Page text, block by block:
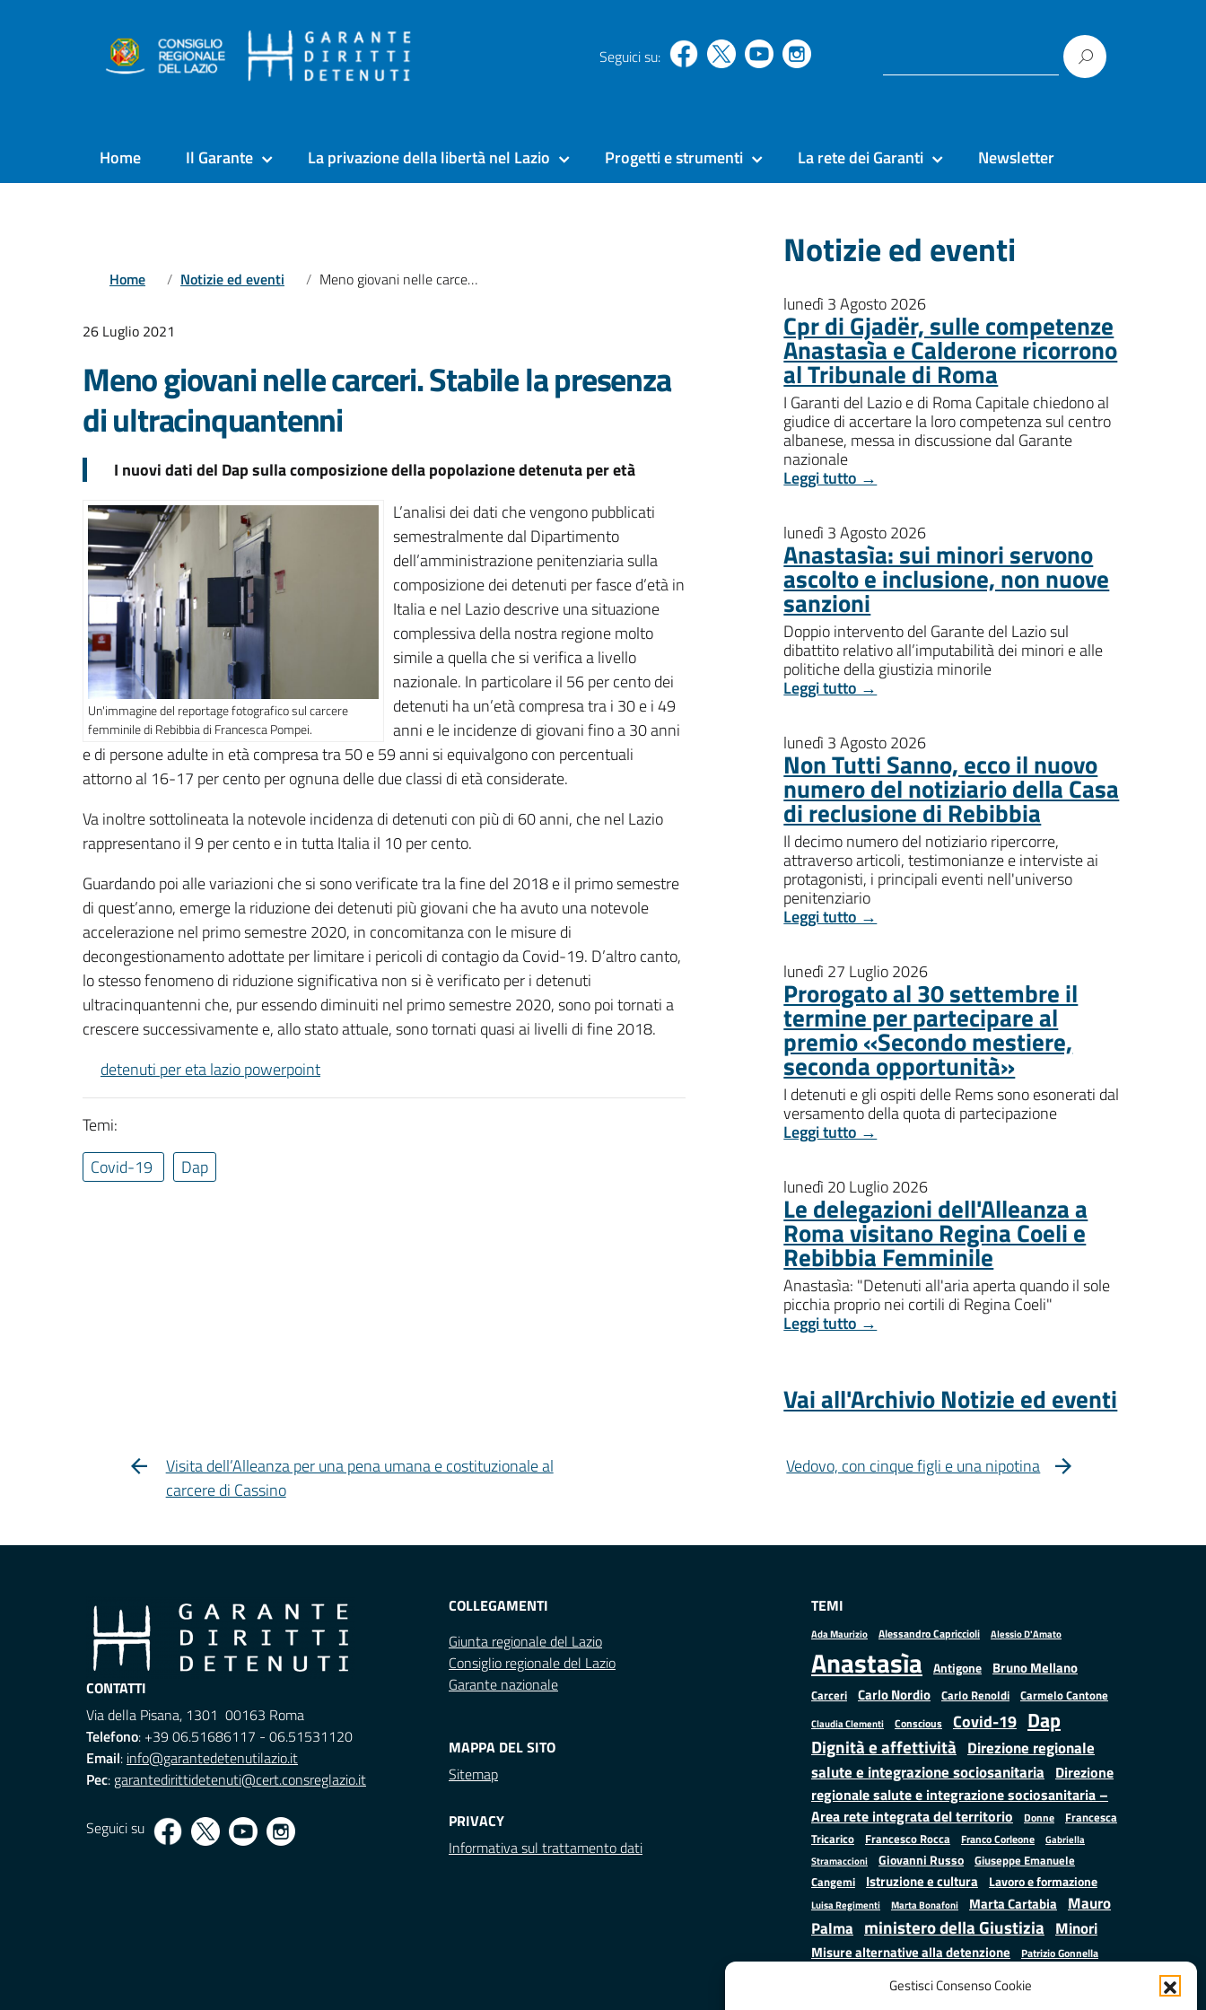
Gestisci Consenso Cookie
Seguici su:
Home Il Garante La privazione della libertà nel Lazio Progetti e strumenti La rete dei Garanti Newsletter
Home Notizie ed eventi Meno giovani nelle carceri. Stabile la presenza di ultracinquantenni
26 Luglio 2021
Meno giovani nelle carceri. Stabile la presenza
di ultracinquantenni
I nuovi dati del Dap sulla composizione della popolazione detenuta per età
Un'immagine del reportage fotografico sul carcere
femminile di Rebibbia di Francesca Pompei.
L’analisi dei dati che vengono pubblicati
semestralmente dal Dipartimento
dell’amministrazione penitenziaria sulla
composizione dei detenuti per fasce d’età in
Italia e nel Lazio descrive una situazione
complessiva della nostra regione molto
simile a quella che si verifica a livello
nazionale. In particolare il 56 per cento dei
detenuti ha un’età compresa tra i 30 e i 49
anni e le incidenze di giovani fino a 30 anni
e di persone adulte in età compresa tra 50 e 59 anni si equivalgono con percentuali
attorno al 16-17 per cento per ognuna delle due classi di età considerate.
Va inoltre sottolineata la notevole incidenza di detenuti con più di 60 anni, che nel Lazio
rappresentano il 9 per cento e in tutta Italia il 10 per cento.
Guardando poi alle variazioni che si sono verificate tra la fine del 2018 e il primo semestre
di quest’anno, emerge la riduzione dei detenuti più giovani che ha avuto una notevole
accelerazione nel primo semestre 2020, in concomitanza con le misure di
decongestionamento adottate per limitare i pericoli di contagio da Covid-19. D’altro canto,
lo stesso fenomeno di riduzione significativa non si è verificato per i detenuti
ultracinquantenni che, pur essendo diminuiti nel primo semestre 2020, sono poi tornati a
crescere successivamente e, allo stato attuale, sono tornati quasi ai livelli di fine 2018.
detenuti per eta lazio powerpoint
Temi:
Covid-19
Dap
Notizie ed eventi
lunedì 3 Agosto 2026
Cpr di Gjadër, sulle competenze
Anastasìa e Calderone ricorrono
al Tribunale di Roma
I Garanti del Lazio e di Roma Capitale chiedono al
giudice di accertare la loro competenza sul centro
albanese, messa in discussione dal Garante
nazionale
Leggi tutto →
lunedì 3 Agosto 2026
Anastasìa: sui minori servono
ascolto e inclusione, non nuove
sanzioni
Doppio intervento del Garante del Lazio sul
dibattito relativo all’imputabilità dei minori e alle
politiche della giustizia minorile
Leggi tutto →
lunedì 3 Agosto 2026
Non Tutti Sanno, ecco il nuovo
numero del notiziario della Casa
di reclusione di Rebibbia
Il decimo numero del notiziario ripercorre,
attraverso articoli, testimonianze e interviste ai
protagonisti, i principali eventi nell'universo
penitenziario
Leggi tutto →
lunedì 27 Luglio 2026
Prorogato al 30 settembre il
termine per partecipare al
premio «Secondo mestiere,
seconda opportunità»
I detenuti e gli ospiti delle Rems sono esonerati dal
versamento della quota di partecipazione
Leggi tutto →
lunedì 20 Luglio 2026
Le delegazioni dell'Alleanza a
Roma visitano Regina Coeli e
Rebibbia Femminile
Anastasìa: "Detenuti all'aria aperta quando il sole
picchia proprio nei cortili di Regina Coeli"
Leggi tutto →
Vai all'Archivio Notizie ed eventi
Visita dell’Alleanza per una pena umana e costituzionale al
carcere di Cassino
Vedovo, con cinque figli e una nipotina
CONTATTI
Via della Pisana, 1301 00163 Roma
Telefono: +39 06.51686117 - 06.51531120
Email: info@garantedetenutilazio.it
Pec: garantedirittidetenuti@cert.consreglazio.it
Seguici su
COLLEGAMENTI
Giunta regionale del Lazio
Consiglio regionale del Lazio
Garante nazionale
MAPPA DEL SITO
Sitemap
PRIVACY
Informativa sul trattamento dati
TEMI
Ada Maurizio Alessandro Capriccioli Alessio D'Amato
Anastasìa Antigone Bruno Mellano
Carceri Carlo Nordio Carlo Renoldi Carmelo Cantone
Claudia Clementi Conscious Covid-19 Dap
Dignità e affettività Direzione regionale
salute e integrazione sociosanitaria Direzione
regionale salute e integrazione sociosanitaria –
Area rete integrata del territorio
Donne
Francesca
Tricarico
Francesco Rocca Franco Corleone
Gabriella
Stramaccioni
Giovanni Russo Giuseppe Emanuele
Cangemi
Istruzione e cultura Lavoro e formazione
Luisa Regimenti Marta Bonafoni Marta Cartabia Mauro
Palma ministero della Giustizia Minori
Misure alternative alla detenzione Patrizio Gonnella
Samuele Ciambriello